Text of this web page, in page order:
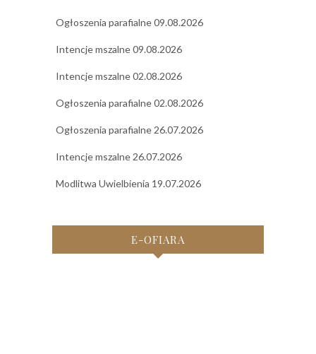
Ogłoszenia parafialne 09.08.2026
Intencje mszalne 09.08.2026
Intencje mszalne 02.08.2026
Ogłoszenia parafialne 02.08.2026
Ogłoszenia parafialne 26.07.2026
Intencje mszalne 26.07.2026
Modlitwa Uwielbienia 19.07.2026
E-OFIARA